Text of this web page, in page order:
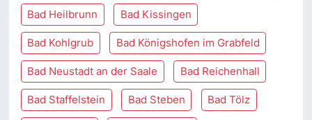
Bad Heilbrunn Bad Kissingen
Bad Kohlgrub Bad Königshofen im Grabfeld
Bad Neustadt an der Saale Bad Reichenhall
Bad Staffelstein Bad Steben Bad Tölz